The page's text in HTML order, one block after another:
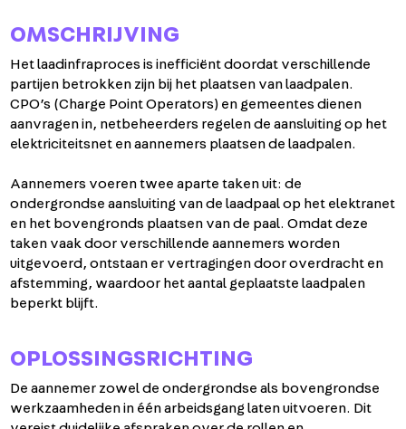
OMSCHRIJVING
Het laadinfraproces is inefficiënt doordat verschillende
partijen betrokken zijn bij het plaatsen van laadpalen.
CPO’s (Charge Point Operators) en gemeentes dienen
aanvragen in, netbeheerders regelen de aansluiting op het
elektriciteitsnet en aannemers plaatsen de laadpalen.
Aannemers voeren twee aparte taken uit: de
ondergrondse aansluiting van de laadpaal op het elektranet
en het bovengronds plaatsen van de paal. Omdat deze
taken vaak door verschillende aannemers worden
uitgevoerd, ontstaan er vertragingen door overdracht en
afstemming, waardoor het aantal geplaatste laadpalen
beperkt blijft.
OPLOSSINGSRICHTING
De aannemer zowel de ondergrondse als bovengrondse
werkzaamheden in één arbeidsgang laten uitvoeren. Dit